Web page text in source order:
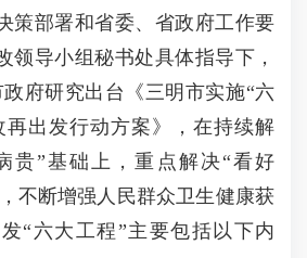
策部署和省委、省政府工作要
领导小组秘书处具体指导下，
政府研究出台《三明市实施“六
再出发行动方案》，在持续解
贵”基础上，重点解决“看好
不断增强人民群众卫生健康获
“六大工程”主要包括以下内